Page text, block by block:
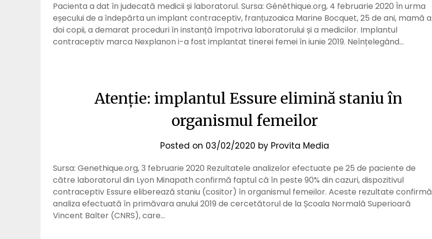
Pacienta a dat în judecată medicii și laboratorul. Sursa: Génèthique.org, 4 februarie 2020 În urma
eșecului de a îndepărta un implant contraceptiv, franțuzoaica Marine Bocquet, 25 de ani, mamă a
doi copii, a demarat proceduri în instanță împotriva laboratorului și a medicilor. Implantul
contraceptiv marca Nexplanon i-a fost implantat tinerei femei în iunie 2019. Neînțelegând…
Atenție: implantul Essure elimină staniu în
organismul femeilor
Posted on 03/02/2020 by Provita Media
Sursa: Genethique.org, 3 februarie 2020 Rezultatele analizelor efectuate pe 25 de paciente de
către laboratorul din Lyon Minapath confirmă faptul că în peste 90% din cazuri, dispozitivul
contraceptiv Essure eliberează staniu (cositor) în organismul femeilor. Aceste rezultate confirmă
analiza efectuată în primăvara anului 2019 de cercetătorul de la Școala Normală Superioară
Vincent Balter (CNRS), care…